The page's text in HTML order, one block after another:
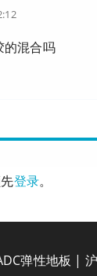
的混合吗
登录。
弹性地板 |